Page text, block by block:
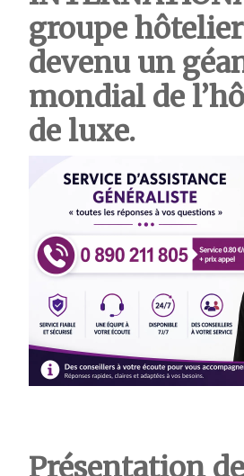
groupe
devenu un
mondial de
de luxe.
Présentation